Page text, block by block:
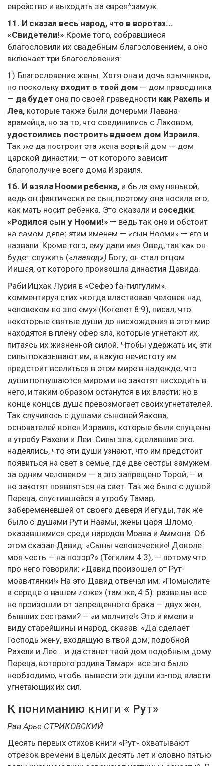
еврейство и выходить за еврея^замуж.
11. И сказал весь народ, что в воротах...
«Свидетели!» Кроме того, собравшиеся
благословили их свадебным благословением, а оно
включает три благословения:
1) Благословение жены. Хотя она и дочь язычников,
но поскольку входит в твой дом — дом праведника
— да будет она по своей праведности как Рахель и
Леа, которые также были дочерьми Лавана-
арамейца, но за то, что соединились с Лаковом,
удостоились построить вдвоем дом Израиля.
Так же да построит эта жена верный дом — дом
царской династии, — от которого зависит
благополучие всего дома Израиля.
16. И взяла Нооми ребенка, и была ему нянькой,
ведь он фактически ее сын, поэтому она носила его,
как мать носит ребенка. Это сказали и соседки:
«Родился сын у Нооми!» — ведь так оно и обстоит
на самом деле; этим именем — «сын Нооми» — его и
назвали. Кроме того, ему дали имя Овед, так как он
будет служить («лаавод») Богу; он стал отцом
Йишая, от которого произошла династия Давида.
Раби Ицхак Лурия в «Сефер fa-гилгулим»,
комментируя стих «когда властвовал человек над
человеком во зло ему» (Когелет 8:9), писал, что
некоторые святые души до нисхождения в этот мир
находятся в плену сфер зла, которые угнетают их,
питаясь их жизненной силой. Чтобы удержать их, эти
силы показывают им, в какую нечистоту им
предстоит вселиться в этом мире в надежде, что
души погнушаются миром и не захотят нисходить в
него, и таким образом останутся в их власти; но в
конце концов душа превозмогает своих угнетателей.
Так случилось с душами сыновей Яакова,
основателей колен Израиля, которые были спущены
в утробу Рахели и Леи. Силы зла, сделавшие это,
надеялись, что эти души узнают, что им предстоит
появиться на свет в семье, где две сестры замужем
за одним человеком — а это запрещено Торой, — и
не захотят появляться на свет. Так же было с душой
Переца, спустившейся в утробу Тамар,
забеременевшей от своего деверя Иегуды, так же
было с душами Рут и Наамы, жены царя Шломо,
оказавшимися среди народов Моава и Аммона. Об
этом сказал Давид: «Сыны человеческие! Доколе
моя честь — на позор?» (Тегилим 4:3), — потому что
про него говорили: «Давид произошел от Рут-
моавитянки!» На это Давид отвечал им: «Помыслите
в сердце о вашем ложе» (там же, 4:5): разве вы все
не произошли от запрещенного брака — двух жен,
бывших сестрами? — «и молчите!» Это и имели в
виду старейшины и народ, сказав: «Да сделает
Господь жену, входящую в твой дом, подобной
Рахели и Лее... и да станет твой дом подобным дому
Переца, которого родила Тамар»: все это было
необходимо, чтобы вывести эти души из-под власти
угнетающих их сил.
К пониманию книги « Рут»
Рав Арье СТРИКОВСКИЙ
Десять первых стихов книги «Рут» охватывают
отрезок времени в целых десять лет и словно пятью